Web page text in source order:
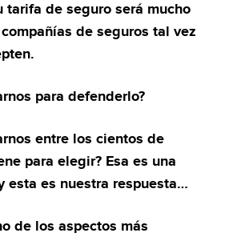
tarifa de seguro será mucho
de seguros tal vez
para defenderlo?
entre los cientos de
para elegir? Esa es una
esta es nuestra respuesta…
de los aspectos más